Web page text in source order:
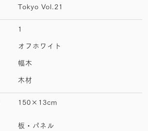
Tokyo Vol.21
1
オフホワイト
幅木
木材
150×13cm
板・パネル